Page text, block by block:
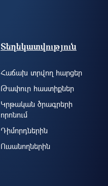
Տեղեկատվություն
Հաճախ տրվող հարցեր
Թափուր հաստիքներ
Կրթական ծրագրերի
որոնում
Դիմորդներին
Ուսանողներին